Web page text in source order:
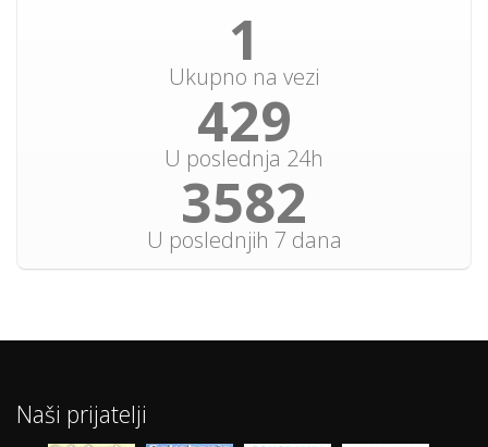
1
Ukupno na vezi
460
U poslednja 24h
3838
U poslednjih 7 dana
Naši prijatelji